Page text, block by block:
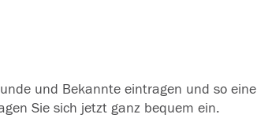
und Bekannte eintragen und so eine
Sie sich jetzt ganz bequem ein.